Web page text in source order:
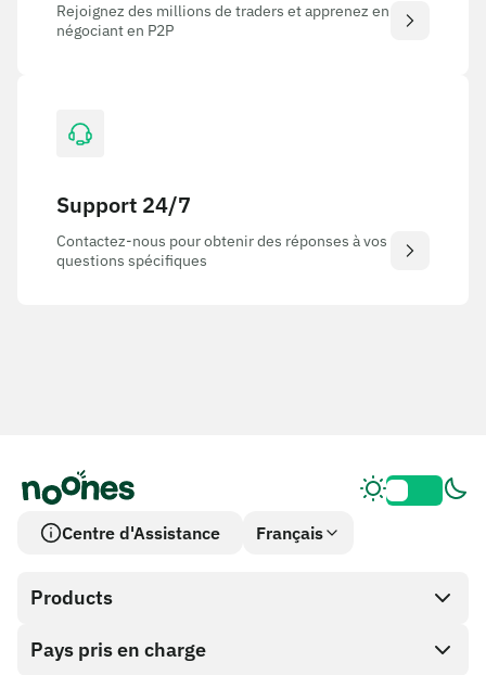
Rejoignez des millions de traders et apprenez en
négociant en P2P
Support 24/7
Contactez-nous pour obtenir des réponses à vos
questions spécifiques
Centre d'Assistance Français
Products
SnapX
Pays pris en charge